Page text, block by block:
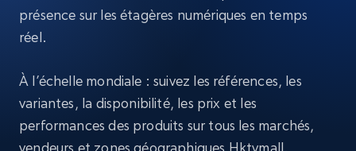
présence sur les étagères numériques en temps
réel.
À l’échelle mondiale : suivez les références, les
variantes, la disponibilité, les prix et les
performances des produits sur tous les marchés,
vendeurs et zones géographiques Hktvmall.